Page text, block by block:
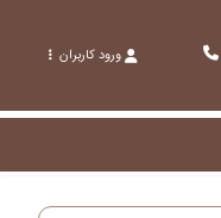
ورود کاربران